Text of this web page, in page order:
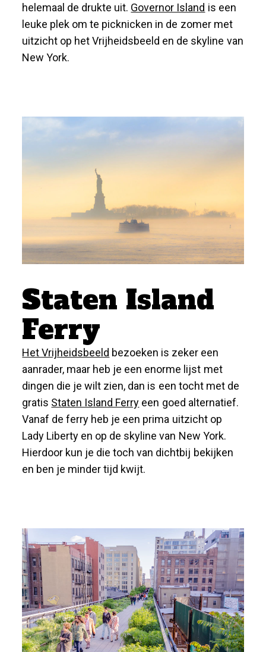
helemaal de drukte uit. Governor Island is een
leuke plek om te picknicken in de zomer met
uitzicht op het Vrijheidsbeeld en de skyline van
New York.
Staten Island
Ferry
Het Vrijheidsbeeld bezoeken is zeker een
aanrader, maar heb je een enorme lijst met
dingen die je wilt zien, dan is een tocht met de
gratis Staten Island Ferry een goed alternatief.
Vanaf de ferry heb je een prima uitzicht op
Lady Liberty en op de skyline van New York.
Hierdoor kun je die toch van dichtbij bekijken
en ben je minder tijd kwijt.